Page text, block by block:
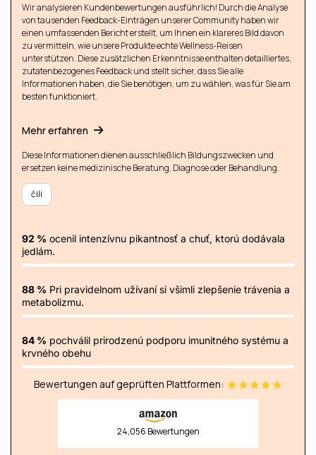
Wir analysieren Kundenbewertungen ausführlich! Durch die Analyse
von tausenden Feedback-Einträgen unserer Community haben wir
einen umfassenden Bericht erstellt, um Ihnen ein klareres Bild davon
zu vermitteln, wie unsere Produkte echte Wellness-Reisen
unterstützen. Diese zusätzlichen Erkenntnisse enthalten detailliertes,
zutatenbezogenes Feedback und stellt sicher, dass Sie alle
Informationen haben, die Sie benötigen, um zu wählen, was für Sie am
besten funktioniert.
Mehr erfahren
Diese Informationen dienen ausschließlich Bildungszwecken und
ersetzen keine medizinische Beratung, Diagnose oder Behandlung.
čili
92 % ocenil intenzívnu pikantnosť a chuť, ktorú dodávala
jedlám.
88 % Pri pravidelnom užívaní si všimli zlepšenie trávenia a
metabolizmu.
84 % pochválil prirodzenú podporu imunitného systému a
krvného obehu
Bewertungen auf geprüften Plattformen:
24,056 Bewertungen